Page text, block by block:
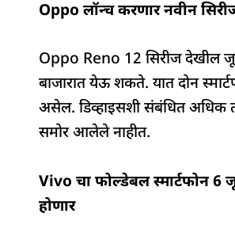
Oppo लॉन्च करणार नवीन
Oppo Reno 12 सिरीज देखील
बाजारात येऊ शकते. यात दोन
असेल. डिव्हाइसशी संबंधित अधिक
समोर आलेले नाहीत.
Vivo चा फोल्डेबल स्मार्टफोन 6
होणार